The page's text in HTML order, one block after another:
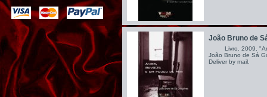
João Bruno de
Livro. 2009.
João Bruno de Sá
Deliver by mail.